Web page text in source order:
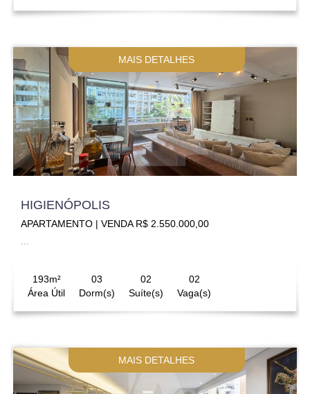
MAIS DETALHES
HIGIENÓPOLIS
APARTAMENTO | VENDA R$ 2.550.000,00
193m²
Área Útil
03
Dorm(s)
02
Suíte(s)
02
Vaga(s)
MAIS DETALHES